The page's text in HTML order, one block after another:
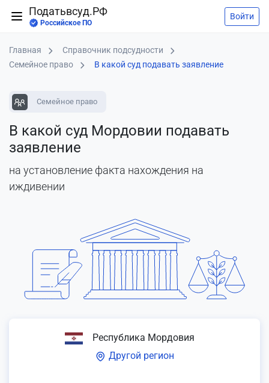
Податьвсуд.РФ
Российское ПО
Войти
Главная
Справочник подсудности
Семейное право
В какой суд подавать заявление
Семейное право
В какой суд Мордовии подавать
заявление
на установление факта нахождения на
иждивении
Республика Мордовия
Другой регион